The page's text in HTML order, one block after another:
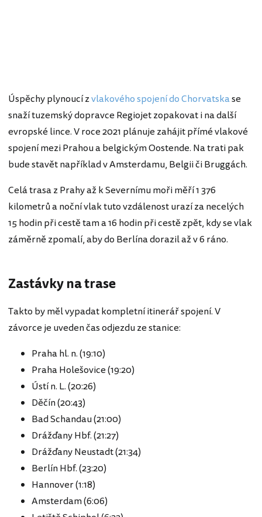
Úspěchy plynoucí zvlakového spojení do Chorvatskase
snaží tuzemský dopravce Regiojet zopakovat i na další
evropské lince. V roce 2021 plánuje zahájit přímé vlakové
spojení mezi Prahou a belgickým Oostende. Na trati pak
bude stavět například v Amsterdamu, Belgii či Bruggách.
Celá trasa z Prahy až k Severnímu moři měří 1 376
kilometrů a noční vlak tuto vzdálenost urazí za necelých
15 hodin při cestě tam a 16 hodin při cestě zpět, kdy se vlak
záměrně zpomalí, aby do Berlína dorazil až v 6 ráno.
Zastávky na trase
Takto by měl vypadat kompletní itinerář spojení. V
závorce je uveden čas odjezdu ze stanice:
Praha hl. n. (19:10)
Praha Holešovice (19:20)
Ústí n. L. (20:26)
Děčín (20:43)
Bad Schandau (21:00)
Drážďany Hbf. (21:27)
Drážďany Neustadt (21:34)
Berlín Hbf. (23:20)
Hannover (1:18)
Amsterdam (6:06)